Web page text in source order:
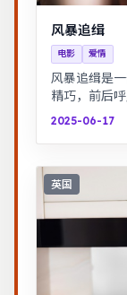
风暴追缉
电影 爱情
风暴追缉是
精巧，前后
联多段际遇
2025-06-17
英国